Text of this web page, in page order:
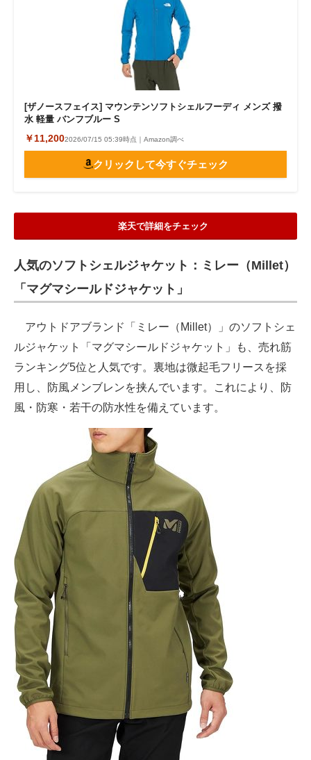
[ザノースフェイス] マウンテンソフトシェルフーディ メンズ 撥
水 軽量 バンフブルー S
￥11,2002026/07/15 05:39時点｜Amazon調べ
クリックして今すぐチェック
楽天で詳細をチェック
人気のソフトシェルジャケット：ミレー（Millet）
「マグマシールドジャケット」
アウトドアブランド「ミレー（Millet）」のソフトシェ
ルジャケット「マグマシールドジャケット」も、売れ筋
ランキング5位と人気です。裏地は微起毛フリースを採
用し、防風メンブレンを挟んでいます。これにより、防
風・防寒・若干の防水性を備えています。